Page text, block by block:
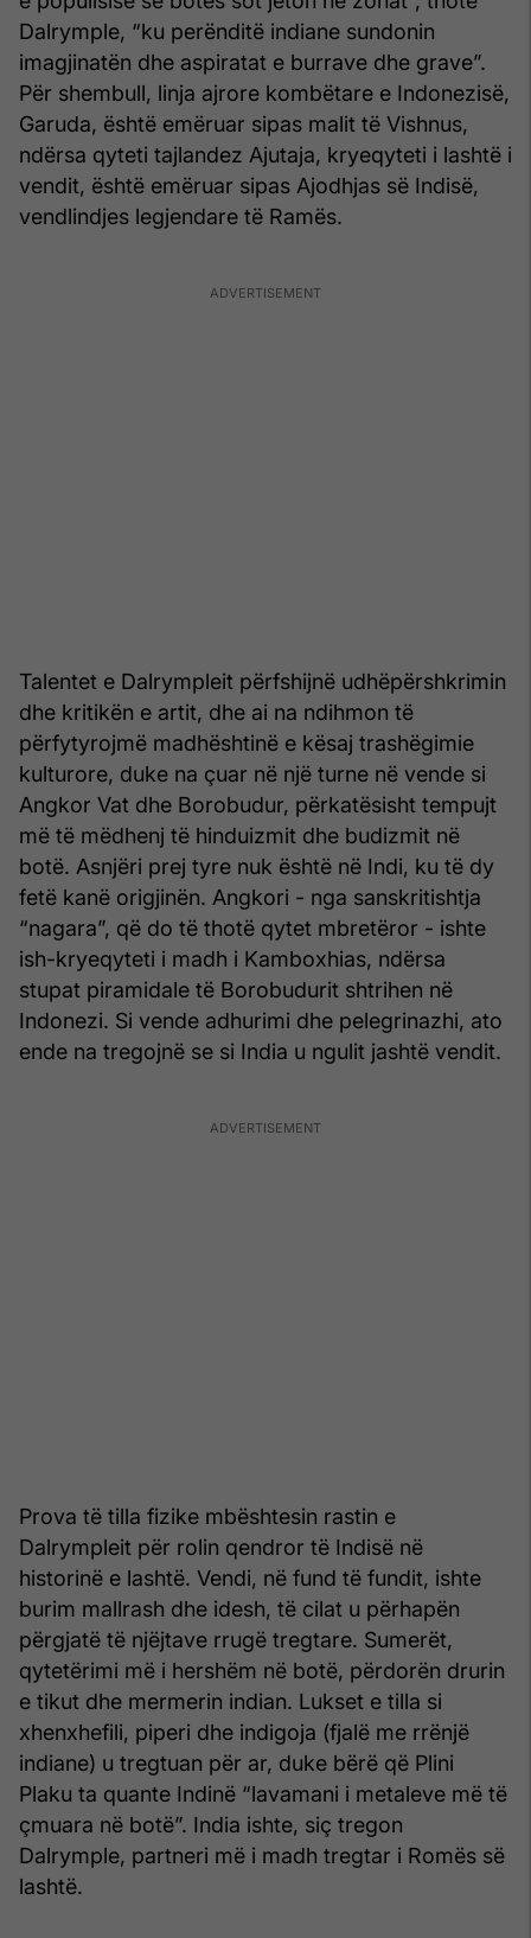
Dalrymple, “ku perënditë indiane sundonin
imagjinatën dhe aspiratat e burrave dhe grave”.
Për shembull, linja ajrore kombëtare e Indonezisë,
Garuda, është emëruar sipas malit të Vishnus,
ndërsa qyteti tajlandez Ajutaja, kryeqyteti i lashtë i
vendit, është emëruar sipas Ajodhjas së Indisë,
vendlindjes legjendare të Ramës.
Talentet e Dalrympleit përfshijnë udhëpërshkrimin
dhe kritikën e artit, dhe ai na ndihmon të
përfytyrojmë madhështinë e kësaj trashëgimie
kulturore, duke na çuar në një turne në vende si
Angkor Vat dhe Borobudur, përkatësisht tempujt
më të mëdhenj të hinduizmit dhe budizmit në
botë. Asnjëri prej tyre nuk është në Indi, ku të dy
fetë kanë origjinën. Angkori - nga sanskritishtja
“nagara”, që do të thotë qytet mbretëror - ishte
ish-kryeqyteti i madh i Kamboxhias, ndërsa
stupat piramidale të Borobudurit shtrihen në
Indonezi. Si vende adhurimi dhe pelegrinazhi, ato
ende na tregojnë se si India u ngulit jashtë vendit.
Prova të tilla fizike mbështesin rastin e
Dalrympleit për rolin qendror të Indisë në
historinë e lashtë. Vendi, në fund të fundit, ishte
burim mallrash dhe idesh, të cilat u përhapën
përgjatë të njëjtave rrugë tregtare. Sumerët,
qytetërimi më i hershëm në botë, përdorën drurin
e tikut dhe mermerin indian. Lukset e tilla si
xhenxhefili, piperi dhe indigoja (fjalë me rrënjë
indiane) u tregtuan për ar, duke bërë që Plini
Plaku ta quante Indinë “lavamani i metaleve më të
çmuara në botë”. India ishte, siç tregon
Dalrymple, partneri më i madh tregtar i Romës së
lashtë.